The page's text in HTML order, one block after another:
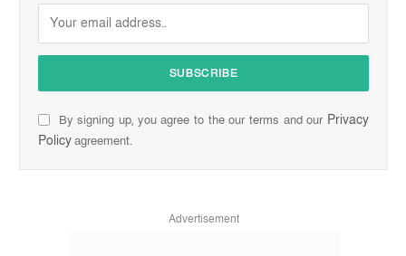
By signing up, you agree to the our terms and our Privacy
Policyagreement.
Advertisement